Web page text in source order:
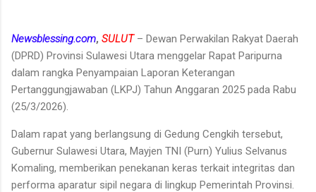
Newsblessing.com, SULUT– Dewan Perwakilan Rakyat Daerah
(DPRD) Provinsi Sulawesi Utara menggelar Rapat Paripurna
dalam rangka Penyampaian Laporan Keterangan
Pertanggungjawaban (LKPJ) Tahun Anggaran 2025 pada Rabu
(25/3/2026).
​Dalam rapat yang berlangsung di Gedung Cengkih tersebut,
Gubernur Sulawesi Utara, Mayjen TNI (Purn) Yulius Selvanus
Komaling, memberikan penekanan keras terkait integritas dan
performa aparatur sipil negara di lingkup Pemerintah Provinsi.